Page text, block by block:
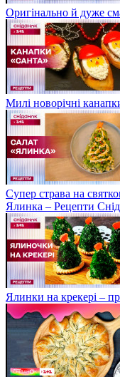
Оригінально й дуже
Милі новорічні
Супер страва на
Ялинка – Рецепти
Ялинки на крекері –